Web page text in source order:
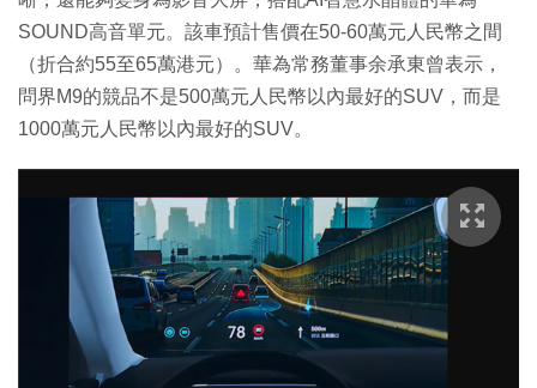
SOUND高音單元。該車預計售價在50-60萬元人民幣之間
（折合約55至65萬港元）。華為常務董事余承東曾表示，
問界M9的競品不是500萬元人民幣以內最好的SUV，而是
1000萬元人民幣以內最好的SUV。